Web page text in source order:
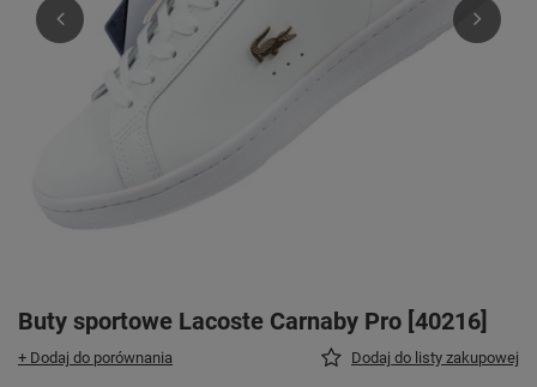
Buty sportowe Lacoste Carnaby Pro [40216]
+ Dodaj do porównania Dodaj do listy zakupowej